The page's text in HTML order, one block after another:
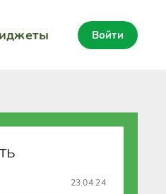
Войти
23.04.24